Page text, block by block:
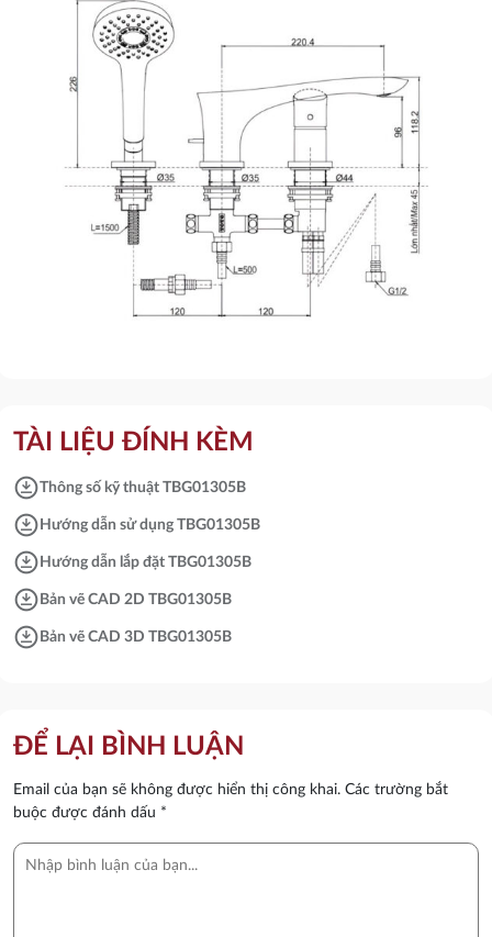
TÀI LIỆU ĐÍNH KÈM
download_for_offlineThông số kỹ thuật TBG01305B
download_for_offline Hướng dẫn sử dụng TBG01305B
download_for_offline Hướng dẫn lắp đặt TBG01305B
download_for_offline Bản vẽ CAD 2D TBG01305B
download_for_offline Bản vẽ CAD 3D TBG01305B
ĐỂ LẠI BÌNH LUẬN
Email của bạn sẽ không được hiển thị công khai. Các trường bắt
buộc được đánh dấu *